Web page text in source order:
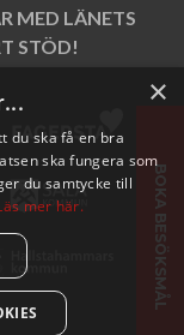
BOKA BESÖKSMÅL
MED LÄNETS
STÖD!
×
du ska få en bra
ska fungera som
du samtycke till
mer här.